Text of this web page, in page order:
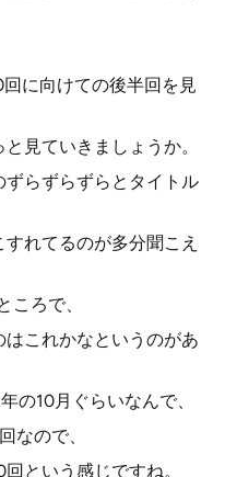
に向けての後半回を見
見ていきましょうか。
らずらずらとタイトル
れてるのが多分聞こえ
ころで、
これかなというのがあ
の10月ぐらいなんで、
なので、
という感じですね。